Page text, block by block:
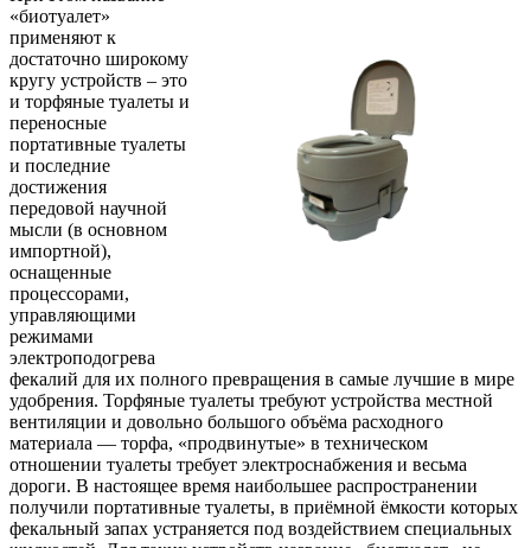
«биотуалет»
применяют к
достаточно широкому
кругу устройств – это
и торфяные туалеты и
переносные
портативные туалеты
и последние
достижения
передовой научной
мысли (в основном
импортной),
оснащенные
процессорами,
управляющими
режимами
электроподогрева
фекалий для их полного превращения в самые лучшие в мире
удобрения. Торфяные туалеты требуют устройства местной
вентиляции и довольно большого объёма расходного
материала — торфа, «продвинутые» в техническом
отношении туалеты требует электроснабжения и весьма
дороги. В настоящее время наибольшее распространении
получили портативные туалеты, в приёмной ёмкости которых
фекальный запах устраняется под воздействием специальных